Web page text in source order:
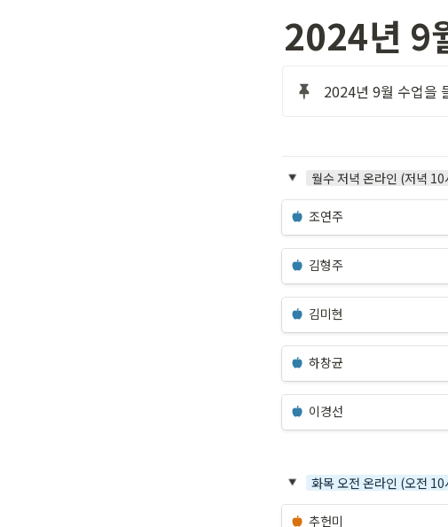
2024년 9
2024년 9월 수업을
월수 저녁 온라인 (저녁
조연주
김형주
김미현
하창균
이경선
화목 오전 온라인 (오전
추헌미